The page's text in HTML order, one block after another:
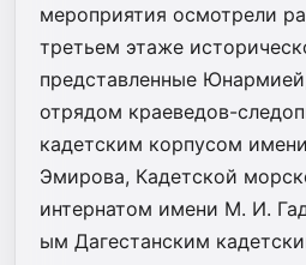
мероприятия осмотрели
третьем этаже
представленные
отрядом краеведов-
кадетским корпусом
Эмирова, Кадетской
интернатом имени М. И.
ым Дагестанским